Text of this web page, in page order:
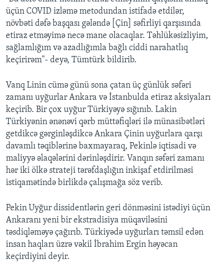
üçün COVID izləmə metodundan istifadə etdilər,
növbəti dəfə başqası gələndə [Çin] səfirliyi qarşısında
etiraz etməyimə necə mane olacaqlar. Təhlükəsizliyim,
sağlamlığım və azadlığımla bağlı ciddi narahatlıq
keçirirəm"- deyə, Tümtürk bildirib.
Vanq Linin cümə günü sona çatan üç günlük səfəri
zamanı uyğurlar Ankara və İstanbulda etiraz aksiyaları
keçirib. Bir çox uyğur Türkiyəyə sığınıb. Lakin
Türkiyənin ənənəvi qərb müttəfiqləri ilə münasibətləri
getdikcə gərginləşdikcə Ankara Çinin uyğurlara qarşı
davamlı təqiblərinə baxmayaraq, Pekinlə iqtisadi və
maliyyə əlaqələrini dərinləşdirir. Vanqın səfəri zamanı
hər iki ölkə strateji tərəfdaşlığın inkişaf etdirilməsi
istiqamətində birlikdə çalışmağa söz verib.
Pekin Uyğur dissidentlərin geri dönməsini istədiyi üçün
Ankaranı yeni bir ekstradisiya müqaviləsini
təsdiqləməyə çağırıb. Türkiyədə uyğurları təmsil edən
insan haqları üzrə vəkil İbrahim Ergin həyəcan
keçirdiyini deyir.